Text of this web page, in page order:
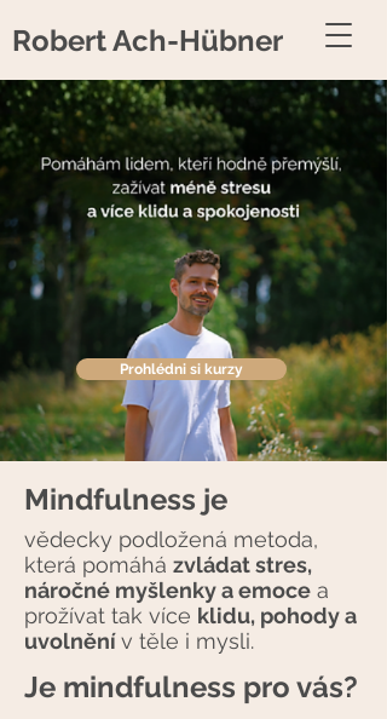
Robert Ach-Hübner
Prohlédni si kurzy
Mindfulness je
vědecky podložená metoda,
která pomáhá zvládat stres,
náročné myšlenky a emoce a
prožívat tak více klidu, pohody a
uvolněnív těle i mysli.
Je mindfulness pro vás?